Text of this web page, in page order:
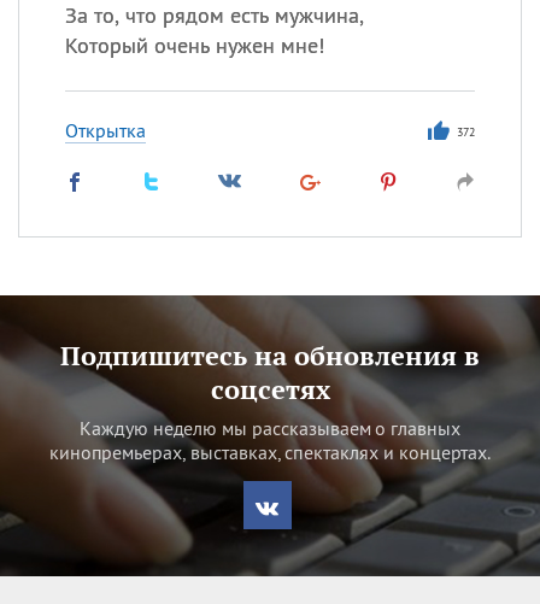
За то, что рядом есть мужчина,
Который очень нужен мне!
Открытка 372
Подпишитесь на обновления в
соцсетях
Каждую неделю мы рассказываем о главных
кинопремьерах, выставках, спектаклях и концертах.